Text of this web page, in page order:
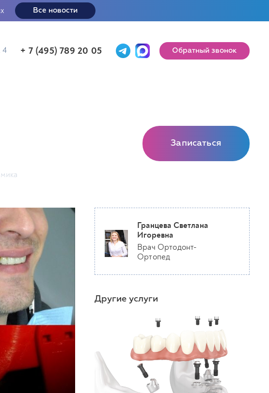
Все новости
4 + 7 (495) 789 20 05 Обратный звонок
Записаться
Гранцева Светлана
Игоревна
Врач Ортодонт-
Ортопед
Другие услуги